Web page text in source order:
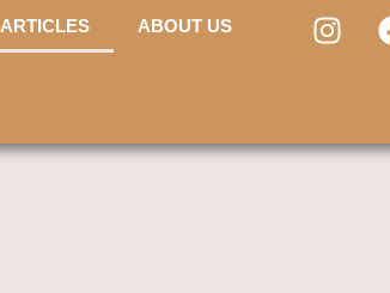
ARTICLES ABOUT US